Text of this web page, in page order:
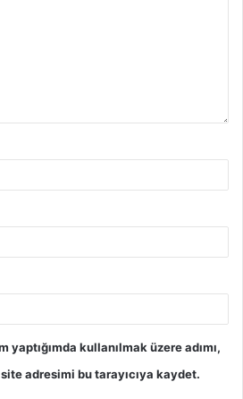
yaptığımda kullanılmak üzere adımı,
adresimi bu tarayıcıya kaydet.